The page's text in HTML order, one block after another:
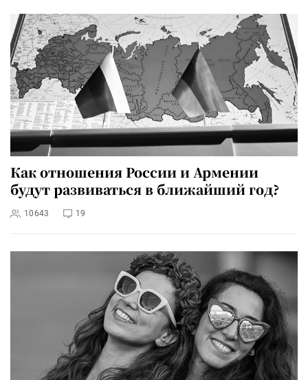
Как отношения России и Армении
будут развиваться в ближайший год?
10643 19